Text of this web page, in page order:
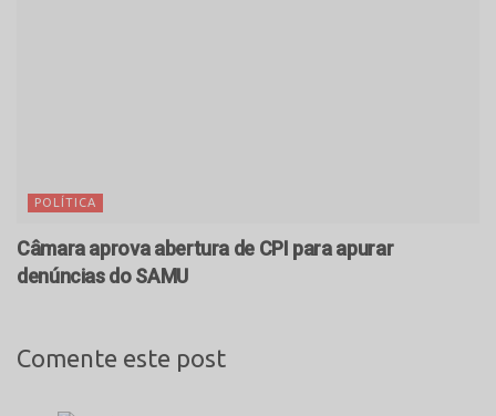
POLÍTICA
Câmara aprova abertura de CPI para apurar
denúncias do SAMU
Comente este post